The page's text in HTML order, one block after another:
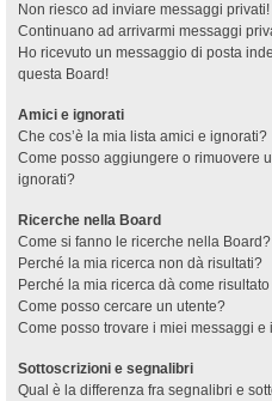
Non riesco ad inviare messaggi privati!
Continuano ad arrivarmi messaggi
Ho ricevuto un messaggio di posta
questa Board!
Amici e ignorati
Che cos’è la mia lista amici e ignorati?
Come posso aggiungere o rimuovere
ignorati?
Ricerche nella Board
Come si fanno le ricerche nella Board?
Perché la mia ricerca non dà risultati?
Perché la mia ricerca dà come
Come posso cercare un utente?
Come posso trovare i miei messaggi e
Sottoscrizioni e segnalibri
Qual è la differenza fra segnalibri e